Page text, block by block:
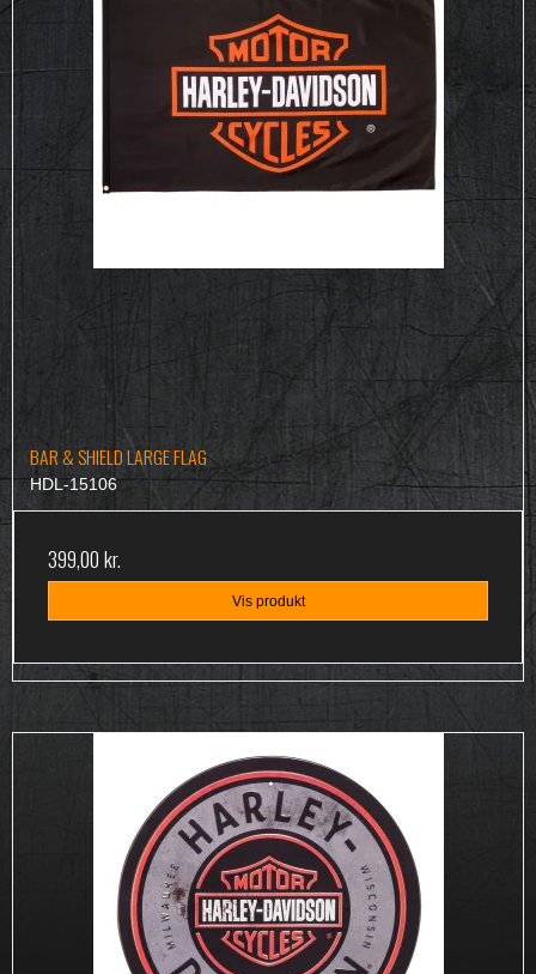
BAR & SHIELD LARGE FLAG
HDL-15106
399,00 kr.
Vis produkt